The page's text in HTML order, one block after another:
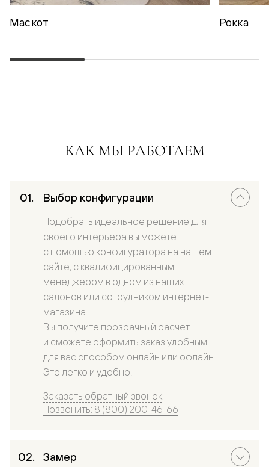
Маскот Рокка
КАК МЫ РАБОТАЕМ
Выбор конфигурации
Подобрать идеальное решение для
своего интерьера вы можете
с помощью конфигуратора на нашем
сайте, с квалифицированным
менеджером в одном из наших
салонов или сотрудником интернет-
магазина.
Вы получите прозрачный расчет
и сможете оформить заказ удобным
для вас способом онлайн или офлайн.
Это легко и удобно.
Заказать обратный звонок
Позвонить: 8 (800) 200-46-66
Замер